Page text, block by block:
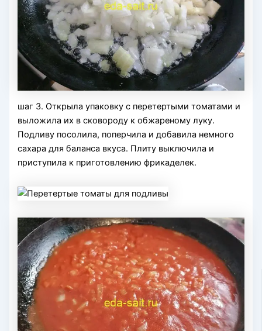
шаг 3. Открыла упаковку с перетертыми томатами и
выложила их в сковороду к обжареному луку.
Подливу посолила, поперчила и добавила немного
сахара для баланса вкуса. Плиту выключила и
приступила к приготовлению фрикаделек.